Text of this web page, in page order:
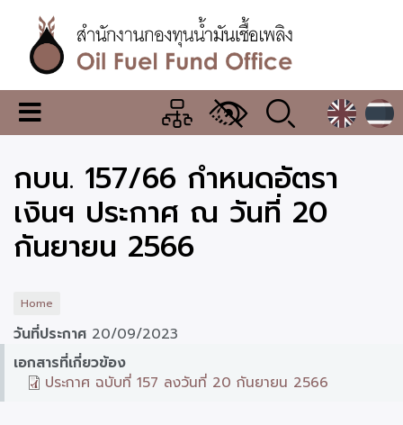
content
สำนักงาน
กองทุน
น้ำมัน
เชื้อ
เพลิง
เมนู
เปลี่ยน
แสดง
ผล
กบน. 157/66 กำหนดอัตรา
เงินฯ ประกาศ ณ วันที่ 20
กันยายน 2566
Home
วันที่ประกาศ 20/09/2023
เอกสารที่เกี่ยวข้อง
ประกาศ ฉบับที่ 157 ลงวันที่ 20 กันยายน 2566